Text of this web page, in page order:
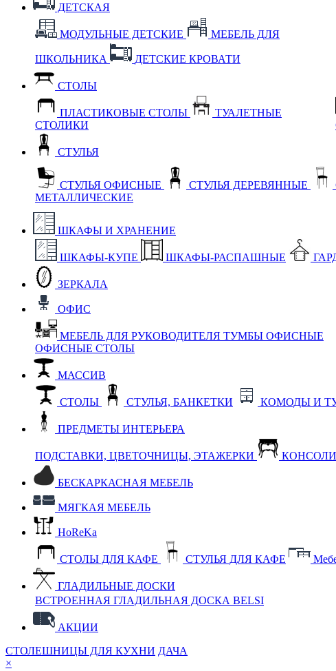
ДЕТСКАЯ
МОДУЛЬНЫЕ ДЕТСКИЕ МЕБЕЛЬ ДЛЯ
ШКОЛЬНИКА ДЕТСКИЕ КРОВАТИ
СТОЛЫ
ПЛАСТИКОВЫЕ СТОЛЫ
ТУАЛЕТНЫЕ
СТОЛИКИ
СТУЛЬЯ
СТУЛЬЯ ОФИСНЫЕ СТУЛЬЯ ДЕРЕВЯННЫЕ
МЕТАЛЛИЧЕСКИЕ
ШКАФЫ И ХРАНЕНИЕ
ШКАФЫ-КУПЕ ШКАФЫ-РАСПАШНЫЕ
ЗЕРКАЛА
ОФИС
МЕБЕЛЬ ДЛЯ РУКОВОДИТЕЛЯ ТУМБЫ ОФИСНЫЕ
ОФИСНЫЕ СТОЛЫ
МАССИВ
СТОЛЫ СТУЛЬЯ, БАНКЕТКИ КОМОДЫ И
ПРЕДМЕТЫ ИНТЕРЬЕРА
ПОДСТАВКИ, ЦВЕТОЧНИЦЫ, ЭТАЖЕРКИ КОНСОЛИ
БЕСКАРКАСНАЯ МЕБЕЛЬ
МЯГКАЯ МЕБЕЛЬ
HoReKa
СТОЛЫ ДЛЯ КАФЕ СТУЛЬЯ ДЛЯ КАФЕ
ГЛАДИЛЬНЫЕ ДОСКИ
ВСТРОЕННАЯ ГЛАДИЛЬНАЯ ДОСКА BELSI
АКЦИИ
СТОЛЕШНИЦЫ ДЛЯ КУХНИ ДАЧА
×